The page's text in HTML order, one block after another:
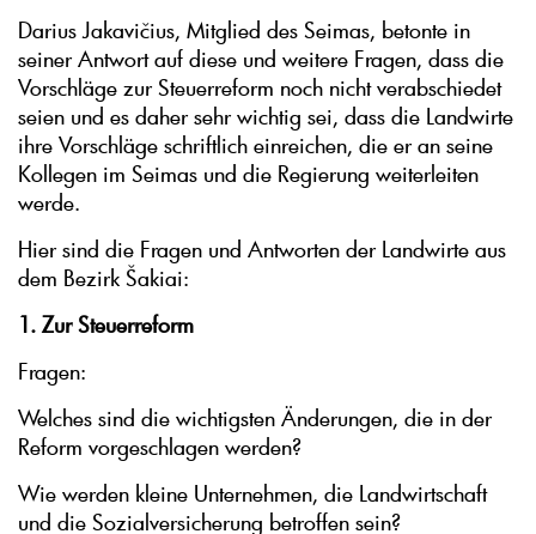
Darius Jakavičius, Mitglied des Seimas, betonte in
seiner Antwort auf diese und weitere Fragen, dass die
Vorschläge zur Steuerreform noch nicht verabschiedet
seien und es daher sehr wichtig sei, dass die Landwirte
ihre Vorschläge schriftlich einreichen, die er an seine
Kollegen im Seimas und die Regierung weiterleiten
werde.
Hier sind die Fragen und Antworten der Landwirte aus
dem Bezirk Šakiai:
1. Zur Steuerreform
Fragen:
Welches sind die wichtigsten Änderungen, die in der
Reform vorgeschlagen werden?
Wie werden kleine Unternehmen, die Landwirtschaft
und die Sozialversicherung betroffen sein?